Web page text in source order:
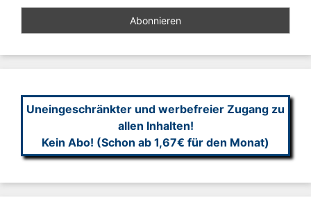
Uneingeschränkter und werbefreier Zugang zu
allen Inhalten!
Kein Abo! (Schon ab 1,67€ für den Monat)